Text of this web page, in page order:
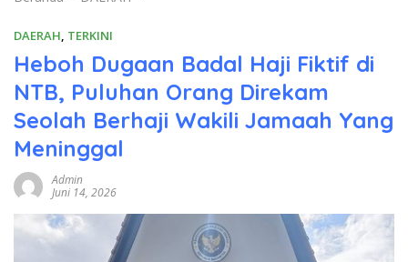
DAERAH, TERKINI
Heboh Dugaan Badal Haji Fiktif di
NTB, Puluhan Orang Direkam
Seolah Berhaji Wakili Jamaah Yang
Meninggal
Admin
Juni 14, 2026